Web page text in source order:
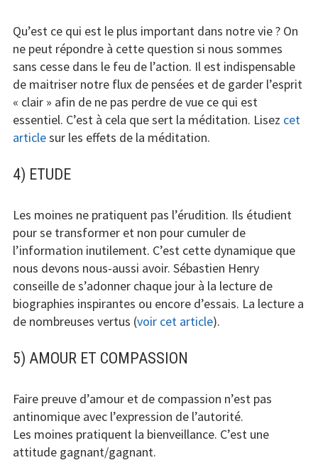
Qu’est ce qui est le plus important dans notre vie ? On
ne peut répondre à cette question si nous sommes
sans cesse dans le feu de l’action. Il est indispensable
de maitriser notre flux de pensées et de garder l’esprit
« clair » afin de ne pas perdre de vue ce qui est
essentiel. C’est à cela que sert la méditation. Lisez cet
articlesur les effets de la méditation.
4) ETUDE
Les moines ne pratiquent pas l’érudition. Ils étudient
pour se transformer et non pour cumuler de
l’information inutilement. C’est cette dynamique que
nous devons nous-aussi avoir. Sébastien Henry
conseille de s’adonner chaque jour à la lecture de
biographies inspirantes ou encore d’essais. La lecture a
de nombreuses vertus (voir cet article).
5) AMOUR ET COMPASSION
Faire preuve d’amour et de compassion n’est pas
antinomique avec l’expression de l’autorité.
Les moines pratiquent la bienveillance. C’est une
attitude gagnant/gagnant.